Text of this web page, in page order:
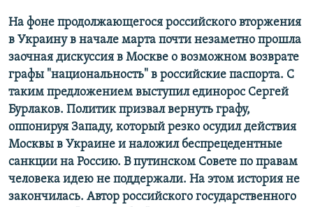
Все сайты РСЕ/РС
На фоне продолжающегося российского вторжения
в Украину в начале марта почти незаметно прошла
заочная дискуссия в Москве о возможном возврате
графы "национальность" в российские паспорта. С
таким предложением выступил единорос Сергей
Бурлаков. Политик призвал вернуть графу,
оппонируя Западу, который резко осудил действия
Москвы в Украине и наложил беспрецедентные
санкции на Россию. В путинском Совете по правам
человека идею не поддержали. На этом история не
закончилась. Автор российского государственного